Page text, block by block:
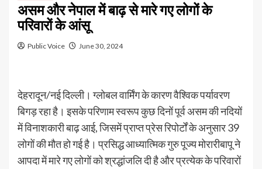
असम और नेपाल में बाढ़ से मारे गए लोगों के
परिवारों के आंसू
Public Voice June 30, 2024
देहरादून/नई दिल्ली। ग्लोबल वार्मिंग के कारण वैश्विक पर्यावरण
बिगड़ रहा है। इसके परिणाम स्वरूप कुछ दिनों पूर्व असम की नदियों
में विनाशकारी बाढ़ आई, जिसमें प्राप्त प्रेस रिपोर्टों के अनुसार 39
लोगों की मौत हो गई है। प्रसिद्ध आध्यात्मिक गुरु पूज्य मोरारीबापू ने
आपदा में मारे गए लोगों को श्रद्धांजलि दी है और प्रत्येक के परिवारों